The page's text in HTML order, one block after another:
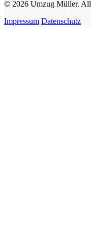
© 2026 Umzug Müller.
Impressum Datenschutz